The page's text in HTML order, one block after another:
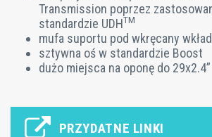
Transmission poprzez
standardzie UDHTM
mufa suportu pod wkręcany
sztywna oś w standardzie Boost
dużo miejsca na oponę do 29x2.4”
PRZYDATNE LINKI